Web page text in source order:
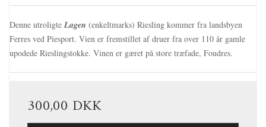
Denne utroligte Lagen (enkeltmarks) Riesling kommer fra landsbyen
Ferres ved Piesport. Vien er fremstillet af druer fra over 110 år gamle
upodede Rieslingstokke. Vinen er gæret på store træfade, Foudres.
300,00 DKK